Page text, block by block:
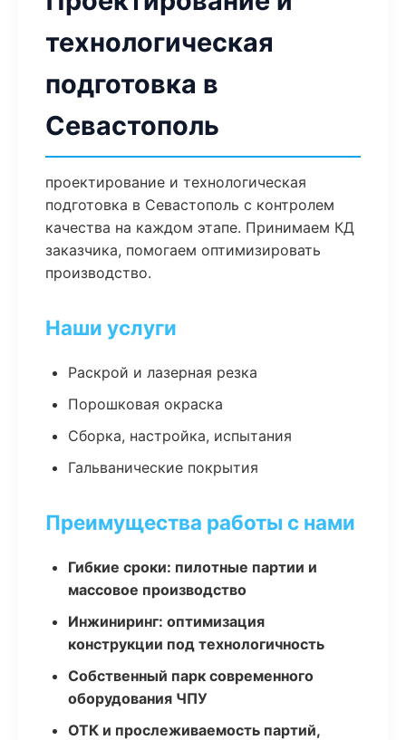
технологическая
подготовка в
Севастополь
проектирование и технологическая
подготовка в Севастополь с контролем
качества на каждом этапе. Принимаем КД
заказчика, помогаем оптимизировать
производство.
Наши услуги
Раскрой и лазерная резка
Порошковая окраска
Сборка, настройка, испытания
Гальванические покрытия
Преимущества работы с нами
Гибкие сроки: пилотные партии и
массовое производство
Инжиниринг: оптимизация
конструкции под технологичность
Собственный парк современного
оборудования ЧПУ
ОТК и прослеживаемость партий,